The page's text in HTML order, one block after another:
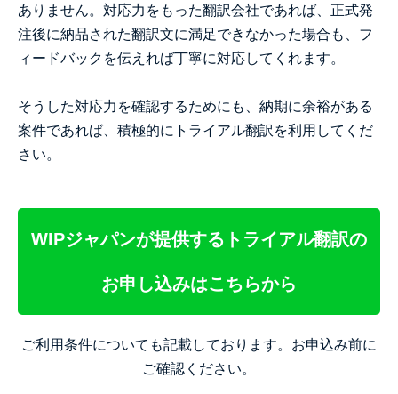
ありません。対応力をもった翻訳会社であれば、正式発
注後に納品された翻訳文に満足できなかった場合も、フ
ィードバックを伝えれば丁寧に対応してくれます。
そうした対応力を確認するためにも、納期に余裕がある
案件であれば、積極的にトライアル翻訳を利用してくだ
さい。
WIPジャパンが提供するトライアル翻訳の
お申し込みはこちらから
ご利用条件についても記載しております。お申込み前に
ご確認ください。